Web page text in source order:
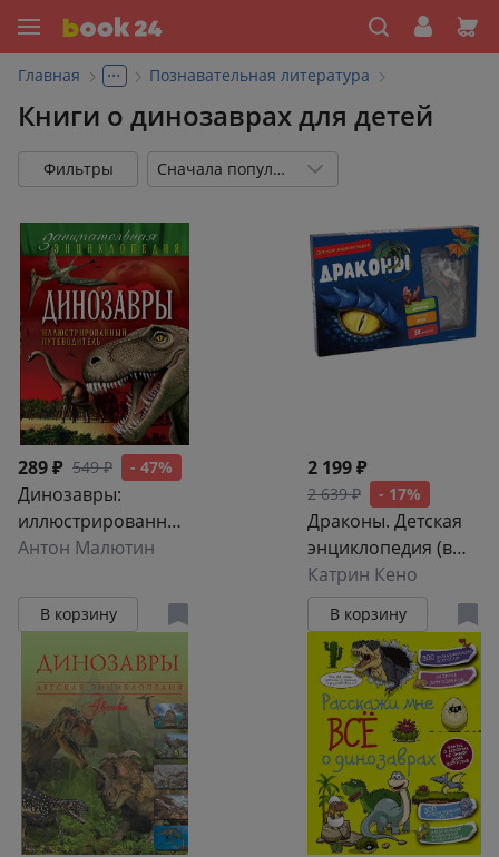
Главная ... Познавательная литература
Книги о динозаврах для детей
Фильтры Сначала популярные
289 ₽ 549 ₽ - 47%
Динозавры:
иллюстрированный
путеводитель
Антон Малютин
В корзину
2 199 ₽
2 639 ₽ - 17%
Драконы. Детская
энциклопедия (в
коробке)
Катрин Кено
В корзину